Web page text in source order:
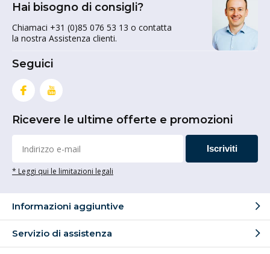
Hai bisogno di consigli?
Chiamaci +31 (0)85 076 53 13 o contatta
la nostra Assistenza clienti.
Seguici
Ricevere le ultime offerte e promozioni
Iscriviti
* Leggi qui le limitazioni legali
Informazioni aggiuntive
Servizio di assistenza